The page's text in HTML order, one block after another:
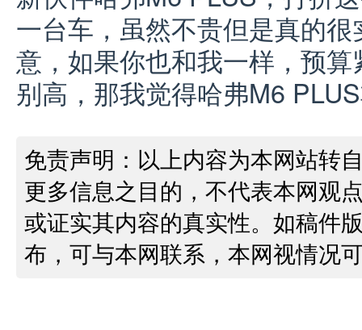
一台车，虽然不贵但是真的
意，如果你也和我一样，预
别高，那我觉得哈弗M6
免责声明：以上内容为本网站转
更多信息之目的，不代表本网观
或证实其内容的真实性。如稿件
布，可与本网联系，本网视情况